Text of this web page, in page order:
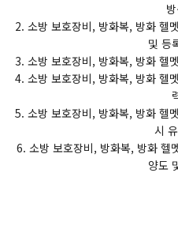
2. 소방 보호장비, 방화복, 방화 헬
및 등
3. 소방 보호장비, 방화복, 방화 헬
4. 소방 보호장비, 방화복, 방화 헬
5. 소방 보호장비, 방화복, 방화 헬
시
6. 소방 보호장비, 방화복, 방화 헬
양도